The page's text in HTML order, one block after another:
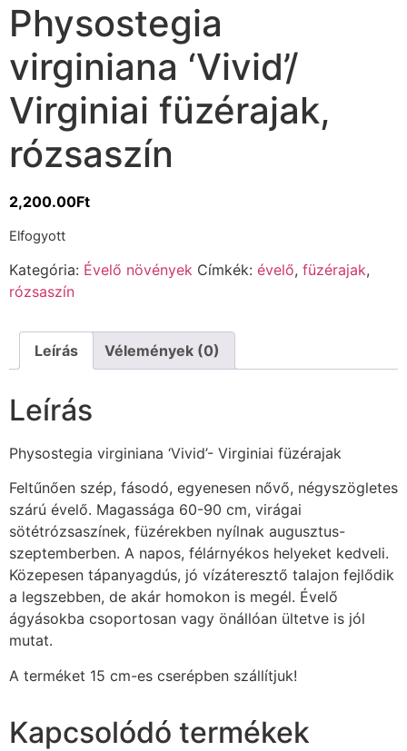
Physostegia
virginiana ‘Vivid’/
Virginiai füzérajak,
rózsaszín
2,200.00Ft
Elfogyott
Kategória: Évelő növények Címkék: évelő, füzérajak,
rózsaszín
Leírás Vélemények (0)
Leírás
Physostegia virginiana ‘Vivid’- Virginiai füzérajak
Feltűnően szép, fásodó, egyenesen nővő, négyszögletes
szárú évelő. Magassága 60-90 cm, virágai
sötétrózsaszínek, füzérekben nyílnak augusztus-
szeptemberben. A napos, félárnyékos helyeket kedveli.
Közepesen tápanyagdús, jó vízáteresztő talajon fejlődik
a legszebben, de akár homokon is megél. Évelő
ágyásokba csoportosan vagy önállóan ültetve is jól
mutat.
A terméket 15 cm-es cserépben szállítjuk!
Kapcsolódó termékek